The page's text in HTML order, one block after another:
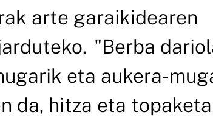
arte garaikidearen
"Berba
eta aukera-
da, hitza eta topaketa